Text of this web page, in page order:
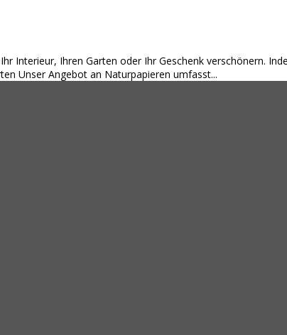
Interieur, Ihren Garten oder Ihr Geschenk verschönern.
Unser Angebot an Naturpapieren umfasst...